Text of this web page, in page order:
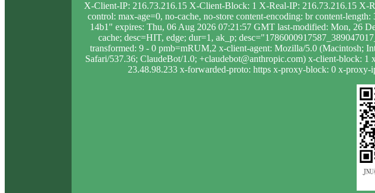
X-Client-IP: 216.73.216.15 X-Client-Block: 1 X-Real-IP: 216.73.216.15
control: max-age=0, no-cache, no-store content-encoding: br content-
14b1" expires: Thu, 06 Aug 2026 07:21:57 GMT last-modified: Mon, 26
cache; desc=HIT, edge; dur=1, ak_p;
transformed: 9 - 0 pmb=mRUM,2 x-client-agent: Mozilla/5.0
Safari/537.36; ClaudeBot/1.0; +claudebot@anthropic.com) x-client-block:
23.48.98.233 x-forwarded-proto: https x-proxy-block: 0 x-